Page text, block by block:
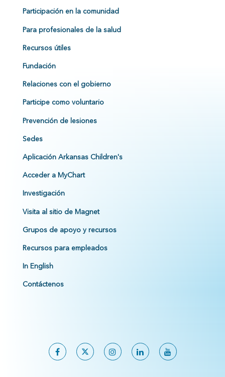
Participación en la comunidad
Para profesionales de la salud
Recursos útiles
Fundación
Relaciones con el gobierno
Participe como voluntario
Prevención de lesiones
Sedes
Aplicación Arkansas Children's
Acceder a MyChart
Investigación
Visita al sitio de Magnet
Grupos de apoyo y recursos
Recursos para empleados
In English
Contáctenos